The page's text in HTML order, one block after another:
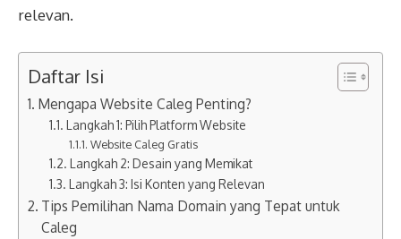
relevan.
Daftar Isi
Mengapa Website Caleg Penting?
Langkah 1: Pilih Platform Website
Website Caleg Gratis
Langkah 2: Desain yang Memikat
Langkah 3: Isi Konten yang Relevan
Tips Pemilihan Nama Domain yang Tepat untuk
Caleg